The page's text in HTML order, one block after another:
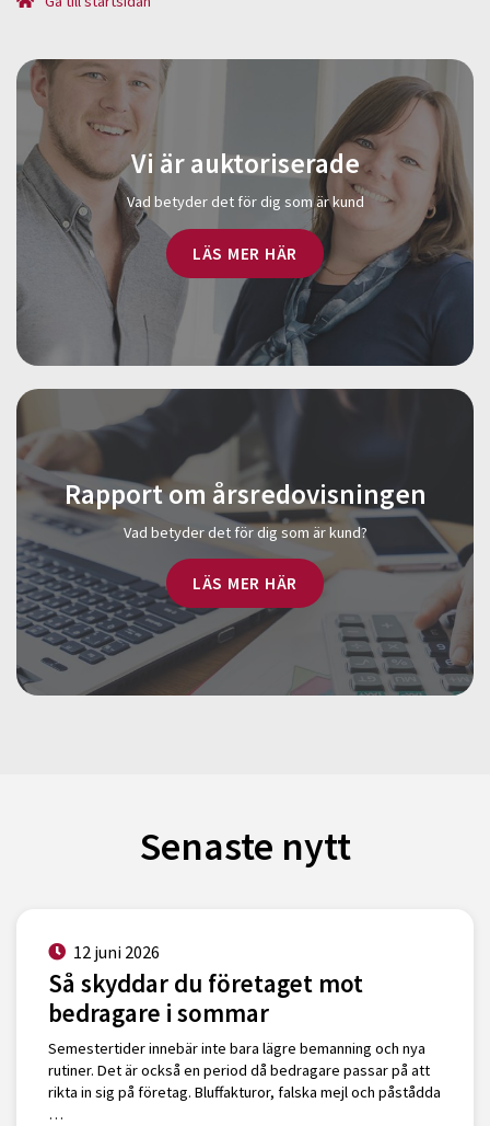
Vi är auktoriserade
Vad betyder det för dig som är kund
LÄS MER HÄR
Rapport om årsredovisningen
Vad betyder det för dig som är kund?
LÄS MER HÄR
Senaste nytt
12 juni 2026
Så skyddar du företaget mot
bedragare i sommar
Semestertider innebär inte bara lägre bemanning och nya
rutiner. Det är också en period då bedragare passar på att
rikta in sig på företag. Bluffakturor, falska mejl och påstådda
…